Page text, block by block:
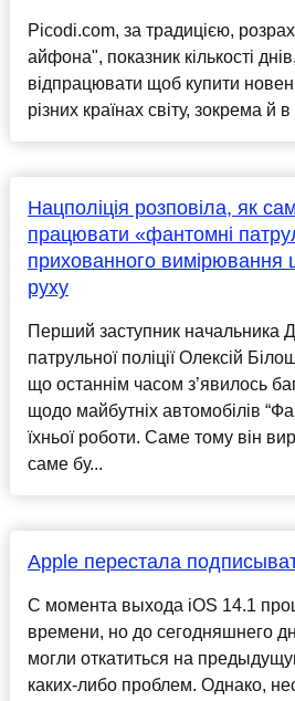
Picodi.com, за традицією,
айфона", показник кількості
відпрацювати щоб купити
різних країнах світу, зокрема й в
Нацполіція розповіла, як
працювати «фантомні
прихованного вимірювання
руху
Перший заступник начальника
патрульної поліції Олексій
що останнім часом з’явилось
щодо майбутніх автомобілів
їхньої роботи. Саме тому він
саме бу...
Apple перестала
С момента выхода iOS 14.1
времени, но до сегодняшнего
могли откатиться на
каких-либо проблем. Однако,